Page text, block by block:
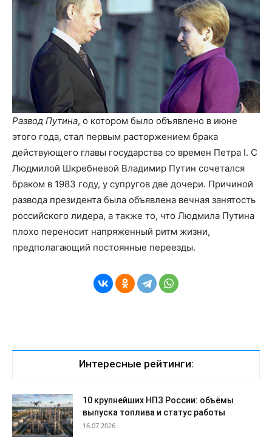
Развод Путина, о котором было объявлено в июне
этого года, стал первым расторжением брака
действующего главы государства со времен Петра I. С
Людмилой Шкребневой Владимир Путин сочетался
браком в 1983 году, у супругов две дочери. Причиной
развода президента была объявлена вечная занятость
российского лидера, а также то, что Людмила Путина
плохо переносит напряженный ритм жизни,
предполагающий постоянные переезды.
Интересные рейтинги:
10 крупнейших НПЗ России: объёмы
выпуска топлива и статус работы
16.07.2026